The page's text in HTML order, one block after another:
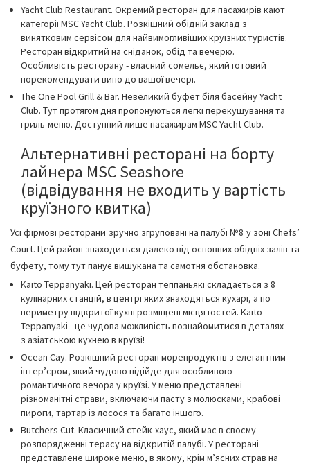
Yacht Club Restaurant. Окремий ресторан для пасажирів кают
категорії MSC Yacht Club. Розкішний обідній заклад з
винятковим сервісом для найвимогливіших круїзних туристів.
Ресторан відкритий на сніданок, обід та вечерю.
Особливість ресторану - власний сомельє, який готовий
порекомендувати вино до вашої вечері.
The One Pool Grill & Bar. Невеликий буфет біля басейну Yacht
Club. Тут протягом дня пропонуються легкі перекушування та
гриль-меню. Доступний лише пасажирам MSC Yacht Club.
Альтернативні ресторані на борту
лайнера MSC Seashore
(відвідування не входить у вартість
круїзного квитка)
Усі фірмові ресторани зручно згруповані на палубі №8 у зоні Chefs’
Court. Цей район знаходиться далеко від основних обідніх залів та
буфету, тому тут панує вишукана та самотня обстановка.
Kaito Teppanyaki. Цей ресторан теппаньякі складається з 8
кулінарних станцій, в центрі яких знаходяться кухарі, а по
периметру відкритої кухні розміщені місця гостей. Kaito
Teppanyaki - це чудова можливість познайомитися в деталях
з азіатською кухнею в круїзі!
Ocean Cay. Розкішний ресторан морепродуктів з елегантним
інтер’єром, який чудово підійде для особливого
романтичного вечора у круїзі. У меню представлені
різноманітні страви, включаючи пасту з молюсками, крабові
пироги, тартар із лосося та багато іншого.
Butchers Cut. Класичний стейк-хаус, який має в своєму
розпорядженні терасу на відкритій палубі. У ресторані
представлене широке меню, в якому, крім м’ясних страв на